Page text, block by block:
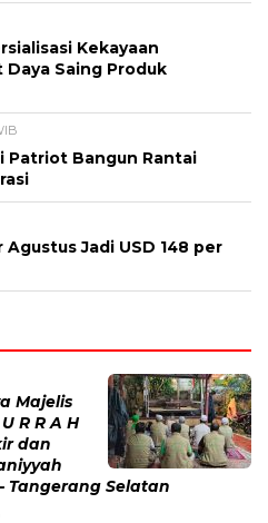
Kekayaan
Saing Produk
Patriot Bangun Rantai
Agustus Jadi USD 148 per
Majelis
R R A H
dan
Tangerang Selatan